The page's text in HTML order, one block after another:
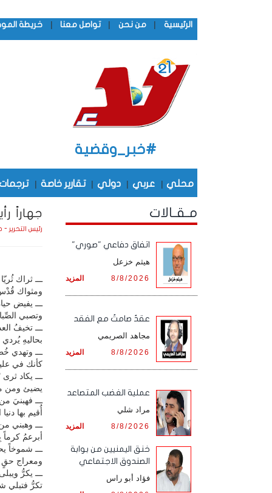
الرئيسية | من نحن | تواصل معنا | خريطة
#خبر_وقضية
محلي | عربي | دولي | تقارير خاصة |
جهاراً
رئيس التحرير -
ـــ ثراك
ومثواك
ـــ يفيض
وتصبي
ـــ تخيفُ
بحاليهِ
ـــ وتهدي
كأنك في
ـــ يكاد
يضيئ ومن
ـــ فهبنيَ
أُقيم بها
ـــ وهبني
أبرعمُ كرماً
ـــ شموخاً
ومعراج حقٍ
ـــ يكرُّ
تكرُّ فتبلي
مـقـالات
اتفاق دفاعي "صوري"
هيثم خزعل
المزيد 8/8/2026
عقدٌ صامتٌ مع الفقد
مجاهد الصريمي
المزيد 8/8/2026
‏عملية الغضب المتصاعد
مراد شلي
المزيد 8/8/2026
خنق اليمنيين من بوابة
الصندوق الاجتماعي
فؤاد أبو راس